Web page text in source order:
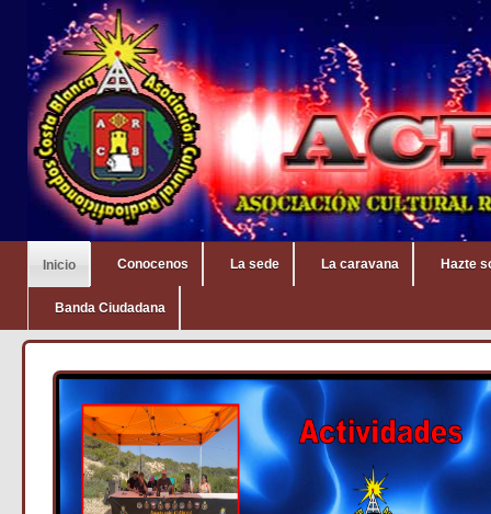
Inicio Conocenos La sede La caravana Hazte
Banda Ciudadana